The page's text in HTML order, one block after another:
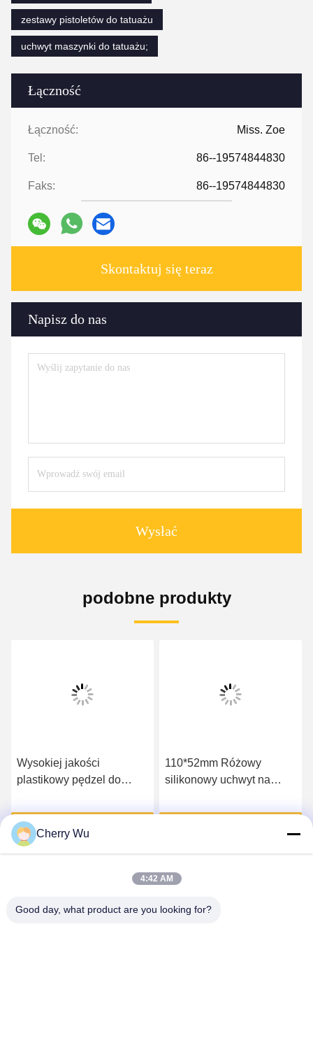
Łączność
Łączność: Miss. Zoe
Tel: 86--19574844830
Faks: 86--19574844830
Skontaktuj się teraz
Napisz do nas
Wysłać
zestawy pistoletów do tatuażu
uchwyt maszynki do tatuażu;
podobne produkty
Wysokiej jakości
plastikowy pędzel do
brwi i rzęs Ninong
Uzyskaj najlepszą cenę
110*52mm Różowy
silikonowy uchwyt na
przedłużania rzęs
Cherry Wu
4:42 AM
Good day, what product are you looking for?